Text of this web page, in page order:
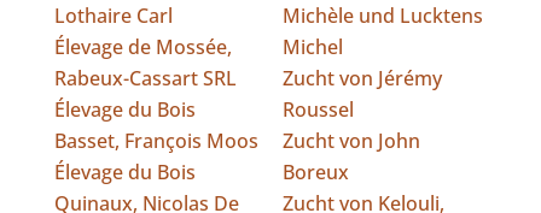
Lothaire Carl
Élevage de Mossée,
Rabeux-Cassart SRL
Élevage du Bois
Basset, François Moos
Élevage du Bois
Quinaux, Nicolas De
Michèle und Lucktens
Michel
Zucht von Jérémy
Roussel
Zucht von John
Boreux
Zucht von Kelouli,